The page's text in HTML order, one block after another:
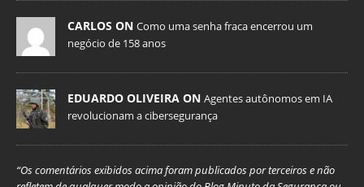
CARLOS ON Como uma senha fraca encerrou um
negócio de 158 anos
EDUARDO OLIVEIRA ON Agentes autônomos em IA
revolucionam a cibersegurança
“Os comentários exibidos acima foram publicados por terceiros e não